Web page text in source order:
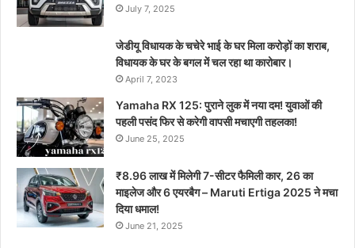
July 7, 2025
जेडीयू विधायक के चचेरे भाई के घर मिला करोड़ों का शराब,
विधायक के घर के बगल में चल रहा था कारोबार।
April 7, 2023
Yamaha RX 125: पुराने लुक में नया दम! युवाओं की
पहली पसंद फिर से करेगी वापसी मचाएगी तहलका!
June 25, 2025
₹8.96 लाख में मिलेगी 7-सीटर फैमिली कार, 26 का
माइलेज और 6 एयरबैग – Maruti Ertiga 2025 ने मचा
दिया धमाल!
June 21, 2025